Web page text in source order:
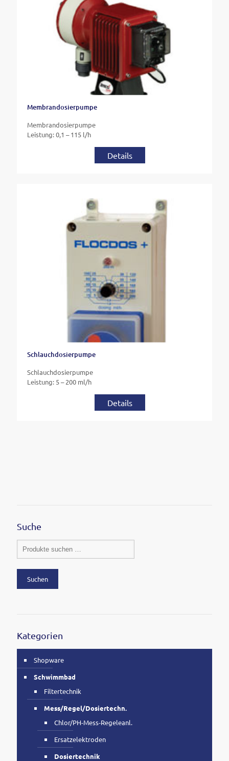
Membrandosierpumpe
Membrandosierpumpe
Leistung: 0,1 – 115 l/h
Details
Schlauchdosierpumpe
Schlauchdosierpumpe
Leistung: 5 – 200 ml/h
Details
Suche
Suchen
Kategorien
Shopware
Schwimmbad
Filtertechnik
Mess/Regel/Dosiertechn.
Chlor/PH-Mess-Regeleanl.
Ersatzelektroden
Dosiertechnik